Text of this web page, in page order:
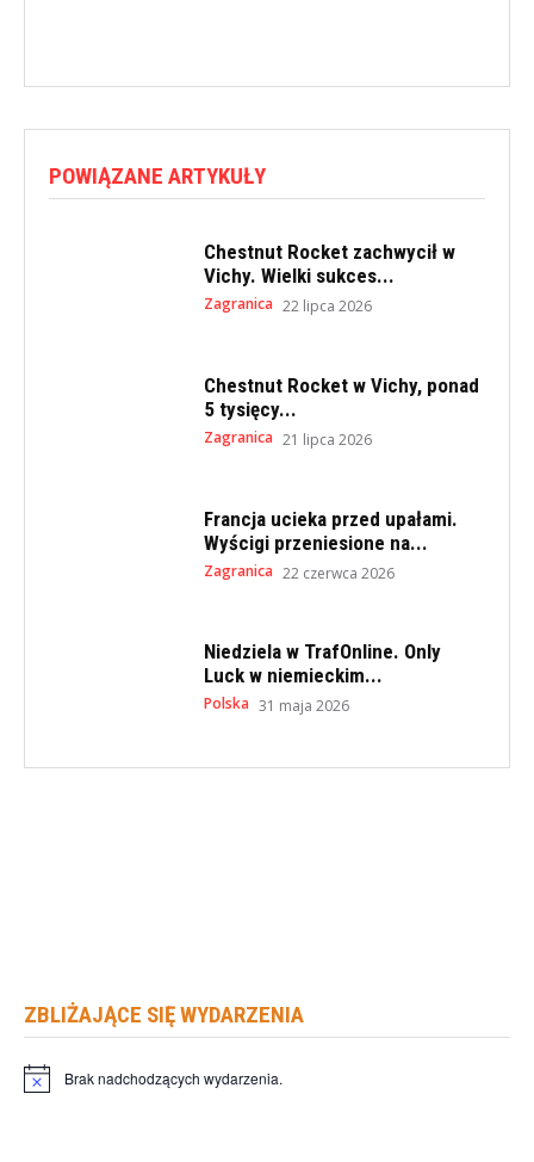
POWIĄZANE ARTYKUŁY
Chestnut Rocket zachwycił w
Vichy. Wielki sukces...
Zagranica 22 lipca 2026
Chestnut Rocket w Vichy, ponad
5 tysięcy...
Zagranica 21 lipca 2026
Francja ucieka przed upałami.
Wyścigi przeniesione na...
Zagranica 22 czerwca 2026
Niedziela w TrafOnline. Only
Luck w niemieckim...
Polska 31 maja 2026
ZBLIŻAJĄCE SIĘ WYDARZENIA
Powiadomienie
Brak nadchodzących wydarzenia.